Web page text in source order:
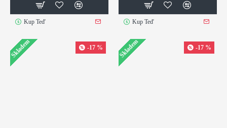
Kup Teď Kup Teď
Skladem -17 % Skladem -17 %